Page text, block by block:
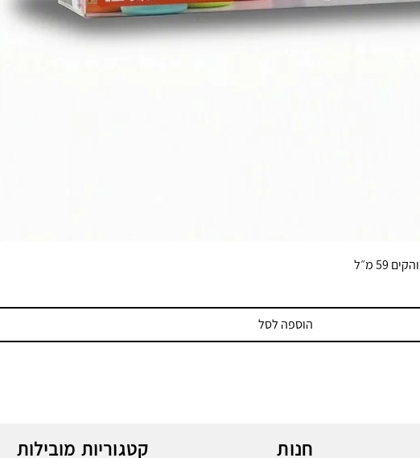
הוספה לסל
קטגוריות מובילות חנות